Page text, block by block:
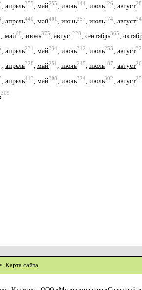
апрель355 май255 июнь144 июль126 август
апрель440 май401 июнь257 июль174 август
, май88, июнь375, август228, сентябрь365,
апрель231 май334 июнь312 июль253 август
, апрель328, май251, июнь245, июль187, август
апрель413 май308 июнь324 июль302 август
309
• Карта сайта